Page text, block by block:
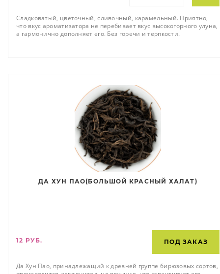
Сладковатый, цветочный, сливочный, карамельный. Приятно,
что вкус ароматизатора не перебивает вкус высокогорного улуна,
а гармонично дополняет его. Без горечи и терпкости.
ДА ХУН ПАО(БОЛЬШОЙ КРАСНЫЙ ХАЛАТ)
12 РУБ. ПОД ЗАКАЗ
Да Хун Пао, принадлежащий к древней группе бирюзовых сортов,